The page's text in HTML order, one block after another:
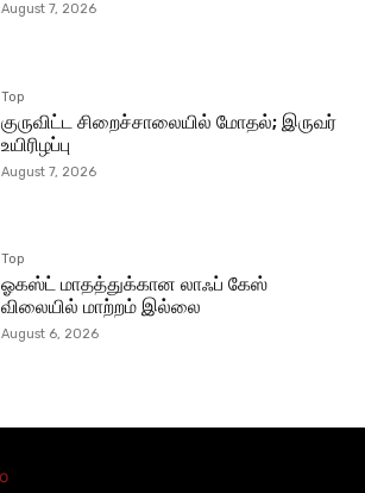
August 7, 2026
Top
குருவிட்ட சிறைச்சாலையில் மோதல்; இருவர்
உயிரிழப்பு
August 7, 2026
Top
ஓகஸ்ட் மாதத்துக்கான லாஃப் கேஸ்
விலையில் மாற்றம் இல்லை
August 6, 2026